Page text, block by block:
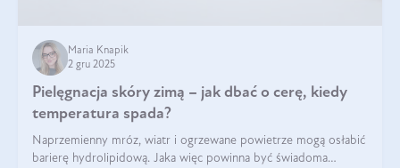
Maria Knapik
2 gru 2025
Pielęgnacja skóry zimą – jak dbać o cerę, kiedy
temperatura spada?
Naprzemienny mróz, wiatr i ogrzewane powietrze mogą osłabić
barierę hydrolipidową. Jaka więc powinna być świadoma